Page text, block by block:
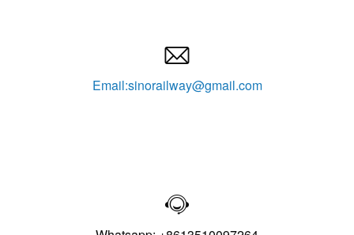

Email:sinorailway@gmail.com
